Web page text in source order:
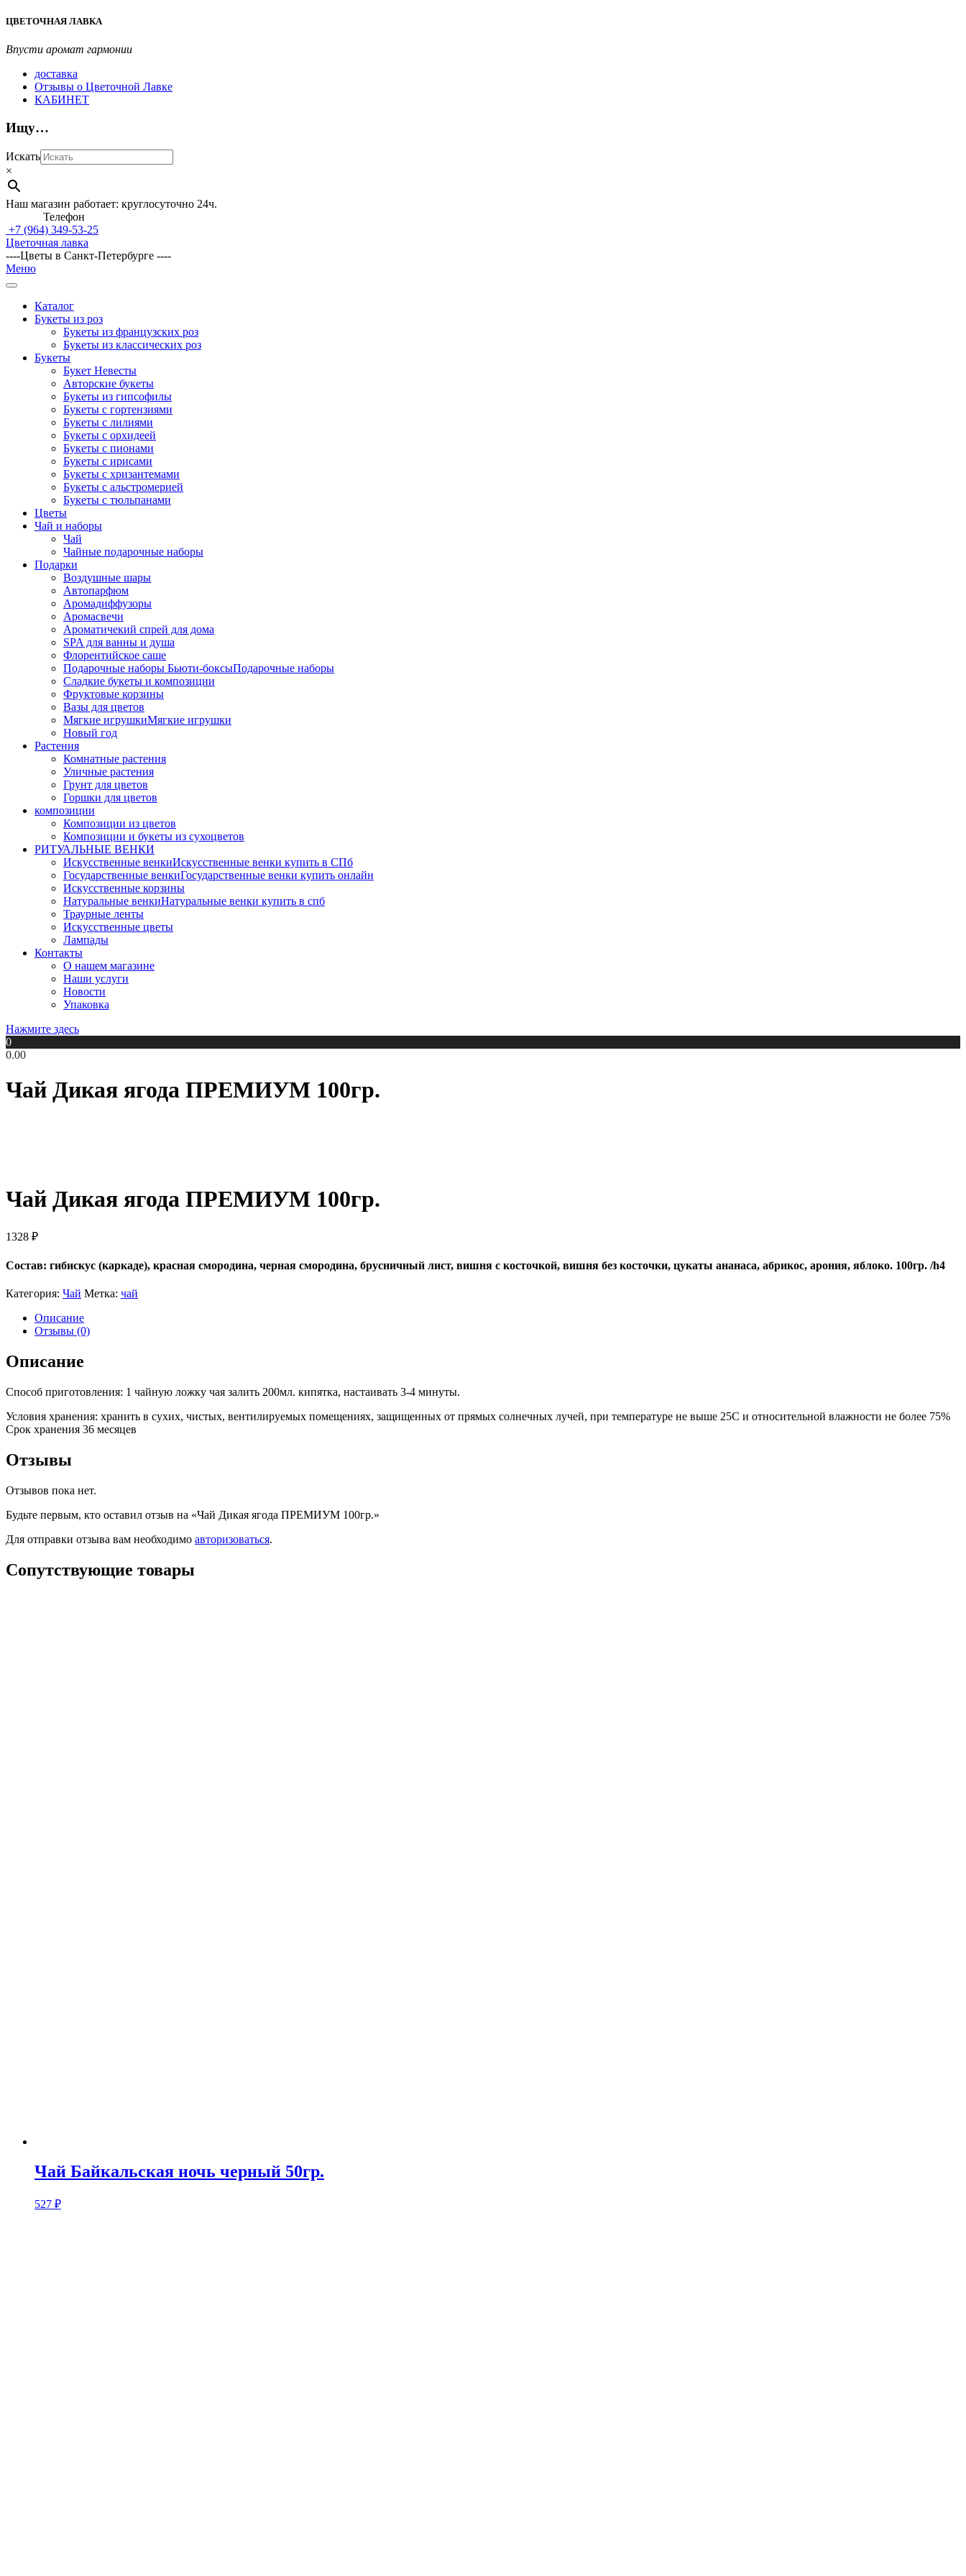
Перейти
содержимому
ЦВЕТОЧНАЯ ЛАВКА
Впусти аромат гармонии
доставка
Отзывы о Цветочной Лавке
КАБИНЕТ
Ищу…
Искать
×
Наш магазин работает: круглосуточно 24ч.
Телефон
+7 (964) 349-53-25
Цветочная лавка
----Цветы в Санкт-Петербурге ----
Главное
навигационное
Меню
Каталог
Букеты из роз
Букеты из французских роз
Букеты из классических роз
Букеты
Букет Невесты
Авторские букеты
Букеты из гипсофилы
Букеты с гортензиями
Букеты с лилиями
Букеты с орхидеей
Букеты с пионами
Букеты с ирисами
Букеты с хризантемами
Букеты с альстромерией
Букеты с тюльпанами
Цветы
Чай и наборы
Чай
Чайные подарочные наборы
Подарки
Воздушные шары
Автопарфюм
Аромадиффузоры
Аромасвечи
Ароматичекий спрей для дома
SPA для ванны и душа
Флорентийское саше
Подарочные наборы Бьюти-боксыПодарочные наборы
Сладкие букеты и композиции
Фруктовые корзины
Вазы для цветов
Мягкие игрушкиМягкие игрушки
Новый год
Растения
Комнатные растения
Уличные растения
Грунт для цветов
Горшки для цветов
композиции
Композиции из цветов
Композиции и букеты из сухоцветов
РИТУАЛЬНЫЕ ВЕНКИ
Искусственные венкиИскусственные венки купить в СПб
Государственные венкиГосударственные венки купить онлайн
Искусственные корзины
Натуральные венкиНатуральные венки купить в спб
Траурные ленты
Искусственные цветы
Лампады
Контакты
О нашем магазине
Наши услуги
Новости
Упаковка
Нажмите здесь
0
0.00
Чай Дикая ягода ПРЕМИУМ 100гр.
Чай Дикая ягода ПРЕМИУМ 100гр.
1328 ₽
Состав: гибискус (каркаде), красная смородина, черная смородина, брусничный лист, вишня с косточкой, вишня без косточки, цукаты ананаса, абрикос, арония, яблоко. 100гр. /h4
Категория: Чай Метка: чай
Описание
Отзывы (0)
Описание
Способ приготовления: 1 чайную ложку чая залить 200мл. кипятка, настаивать 3-4 минуты.
Условия хранения: хранить в сухих, чистых, вентилируемых помещениях, защищенных от прямых солнечных лучей, при температуре не выше 25С и относительной влажности не более 75%
Срок хранения 36 месяцев
Отзывы
Отзывов пока нет.
Будьте первым, кто оставил отзыв на «Чай Дикая ягода ПРЕМИУМ 100гр.»
Для отправки отзыва вам необходимо авторизоваться.
Сопутствующие товары
Чай Байкальская ночь черный 50гр.
527 ₽